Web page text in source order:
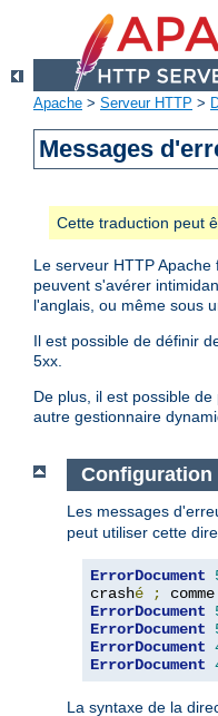
Apache > Serveur HTTP >
Messages
Cette traduction peut
Le serveur HTTP
peuvent s'avérer
l'anglais, ou même sous
Il est possible de définir
5xx.
De plus, il est possible
autre gestionnaire
Configuration
Les messages
peut utiliser cette
ErrorDocument
crashé ;
ErrorDocument
ErrorDocument
ErrorDocument
ErrorDocument
La syntaxe de la